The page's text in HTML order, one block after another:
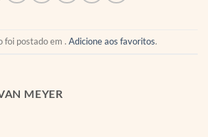
foi postado em . Adicione aos favoritos.
MEYER